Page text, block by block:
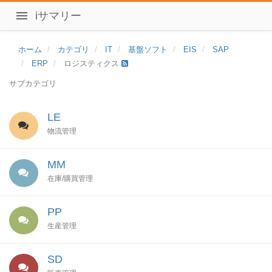
iサマリー
ホーム カテゴリ IT 基盤ソフト EIS
SAP
ERP
ロジスティクス
サブカテゴリ
LE
物流管理
MM
在庫/購買管理
PP
生産管理
SD